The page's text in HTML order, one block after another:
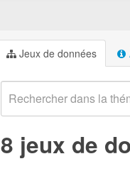
Jeux de données
8 jeux de